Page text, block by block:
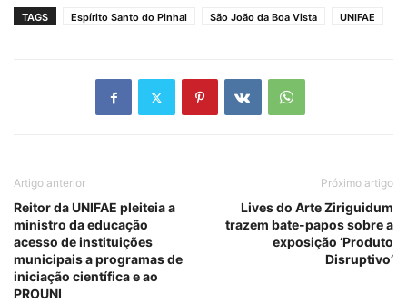
TAGS Espírito Santo do Pinhal São João da Boa Vista UNIFAE
Artigo anterior
Reitor da UNIFAE pleiteia a
ministro da educação
acesso de instituições
municipais a programas de
iniciação científica e ao
PROUNI
Próximo artigo
Lives do Arte Ziriguidum
trazem bate-papos sobre a
exposição ‘Produto
Disruptivo’